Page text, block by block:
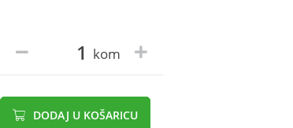
kom
DODAJ U KOŠARICU